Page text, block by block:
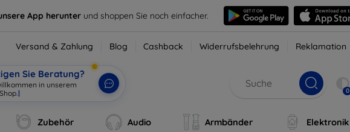
App herunter und shoppen Sie noch einfacher.
Versand & Zahlung Blog Cashback Widerrufsbelehrung Reklamation
Sie Beratung?
0
Zubehör Audio Armbänder Elektronik